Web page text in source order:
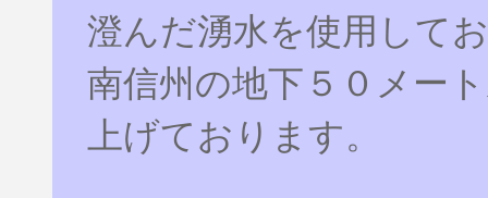
澄んだ湧水を使用して
南信州の地下５０メー
上げております。